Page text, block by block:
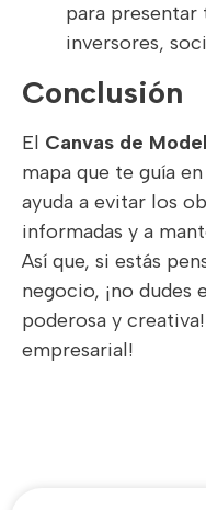
para presentar
inversores,
Conclusión
El Canvas de
mapa que te guía
ayuda a evitar los
informadas y a
Así que, si estás
negocio, ¡no dudes
poderosa y
empresarial!